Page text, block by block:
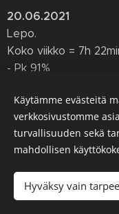
20.06.2021
Lepo.
Koko viikko = 7h
- Pk 91%
Lahden tapahtuma
osallistuminen
lähteä. Sitä vastoin
Kainuu" -
perjantaina 2.7
https://
Käytämme evästeitä
verkkosivustomme
turvallisuuden sekä
mahdollisen
Hyväksy vain